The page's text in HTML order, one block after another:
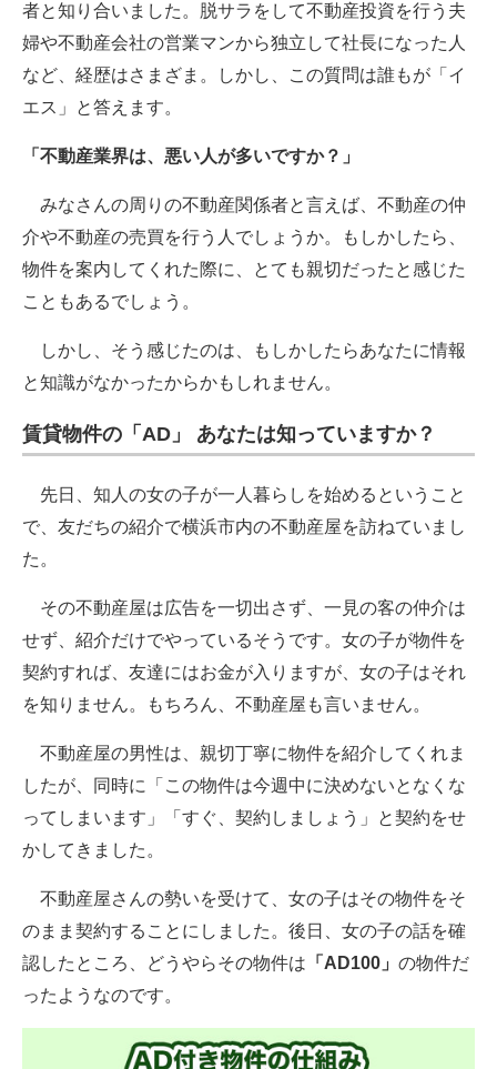
者と知り合いました。脱サラをして不動産投資を行う夫
婦や不動産会社の営業マンから独立して社長になった人
など、経歴はさまざま。しかし、この質問は誰もが「イ
エス」と答えます。
「不動産業界は、悪い人が多いですか？」
みなさんの周りの不動産関係者と言えば、不動産の仲
介や不動産の売買を行う人でしょうか。もしかしたら、
物件を案内してくれた際に、とても親切だったと感じた
こともあるでしょう。
しかし、そう感じたのは、もしかしたらあなたに情報
と知識がなかったからかもしれません。
賃貸物件の「AD」 あなたは知っていますか？
先日、知人の女の子が一人暮らしを始めるということ
で、友だちの紹介で横浜市内の不動産屋を訪ねていまし
た。
その不動産屋は広告を一切出さず、一見の客の仲介は
せず、紹介だけでやっているそうです。女の子が物件を
契約すれば、友達にはお金が入りますが、女の子はそれ
を知りません。もちろん、不動産屋も言いません。
不動産屋の男性は、親切丁寧に物件を紹介してくれま
したが、同時に「この物件は今週中に決めないとなくな
ってしまいます」「すぐ、契約しましょう」と契約をせ
かしてきました。
不動産屋さんの勢いを受けて、女の子はその物件をそ
のまま契約することにしました。後日、女の子の話を確
認したところ、どうやらその物件は 「AD100」 の物件だ
ったようなのです。